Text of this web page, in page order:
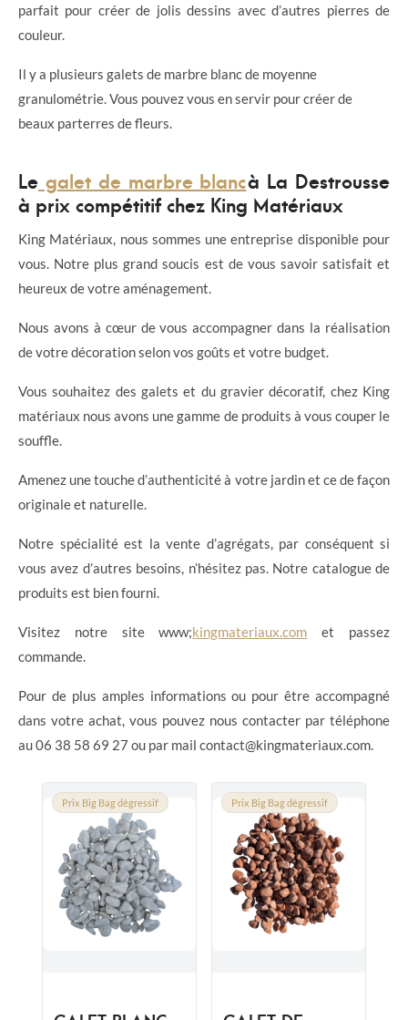
parfait pour créer de jolis dessins avec d’autres pierres de
couleur.
Il y a plusieurs galets de marbre blanc de moyenne
granulométrie. Vous pouvez vous en servir pour créer de
beaux parterres de fleurs.
Le galet de marbre blancà La Destrousse
à prix compétitif chez King Matériaux
King Matériaux, nous sommes une entreprise disponible pour
vous. Notre plus grand soucis est de vous savoir satisfait et
heureux de votre aménagement.
Nous avons à cœur de vous accompagner dans la réalisation
de votre décoration selon vos goûts et votre budget.
Vous souhaitez des galets et du gravier décoratif, chez King
matériaux nous avons une gamme de produits à vous couper le
souffle.
Amenez une touche d’authenticité à votre jardin et ce de façon
originale et naturelle.
Notre spécialité est la vente d’agrégats, par conséquent si
vous avez d’autres besoins, n’hésitez pas. Notre catalogue de
produits est bien fourni.
Visitez notre site www;kingmateriaux.com et passez
commande.
Pour de plus amples informations ou pour être accompagné
dans votre achat, vous pouvez nous contacter par téléphone
au 06 38 58 69 27 ou par mail contact@kingmateriaux.com.
Prix Big Bag dégressif Prix Big Bag dégressif